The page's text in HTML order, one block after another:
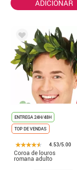
ADICIONAR
ENTREGA 24H/48H
TOP DE VENDAS
4.53/5.00
Coroa de louros
romana adulto